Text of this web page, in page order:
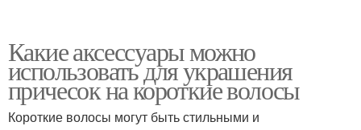
Какие аксессуары можно
использовать для украшения
причесок на короткие волосы
Короткие волосы могут быть стильными и